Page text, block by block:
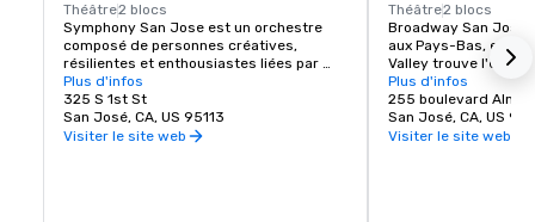
Théâtre2 blocs
Symphony San Jose est un orchestre
composé de personnes créatives,
résilientes et enthousiastes liées par
l'amour de la musique. Elle est fière
d'avoir élu domicile à San Jose et
d'adopter la culture innovante et
diversifiée de notre communauté en
Plus d'infos
325 S 1st St
San José, CA, US 95113
Visiter le site web
Théâtre2 blocs
Broadway San
aux Pays-Bas, est
Valley trouve
New York Broadway.
ou que vous soyez
Jose, Broadway
spectacles que vous
Plus d'infos
255 boulevard
San José, CA, US
Visiter le site web